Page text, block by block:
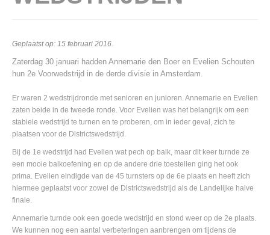
Geplaatst op: 15 februari 2016.
Zaterdag 30 januari hadden Annemarie den Boer en Evelien Schouten
hun 2e Voorwedstrijd in de derde divisie in Amsterdam.
Er waren 2 wedstrijdronde met senioren en junioren. Annemarie en Evelien
zaten beide in de tweede ronde. Voor Evelien was het belangrijk om een
stabiele wedstrijd te turnen en te proberen, om in ieder geval, zich te
plaatsen voor de Districtswedstrijd.
Bij de 1e wedstrijd had Evelien wat pech op balk, maar dit keer turnde ze
een mooie balkoefening en op de andere drie toestellen ging het ook
prima. Evelien eindigde van de 45 turnsters op de 6e plaats en heeft zich
hiermee geplaatst voor zowel de Districtswedstrijd als de Landelijke halve
finale.
Annemarie turnde ook een goede wedstrijd en stond weer op de 2e plaats.
We kunnen nog een aantal verbeteringen aanbrengen om tijdens de